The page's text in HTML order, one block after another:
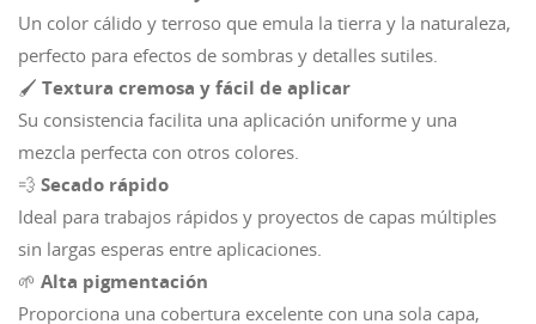
Un color cálido y terroso que emula la tierra y la naturaleza,
perfecto para efectos de sombras y detalles sutiles.
🖌️ Textura cremosa y fácil de aplicar
Su consistencia facilita una aplicación uniforme y una
mezcla perfecta con otros colores.
💨 Secado rápido
Ideal para trabajos rápidos y proyectos de capas múltiples
sin largas esperas entre aplicaciones.
🌱 Alta pigmentación
Proporciona una cobertura excelente con una sola capa,